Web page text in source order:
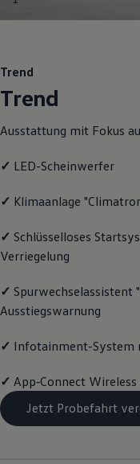
Handy
Über Ihr Auto
Warn-
Magazin
Familie
Trend
Trend
Ausstattung mit Fokus
✓ LED-Scheinwerfer
✓ Klimaanlage
✓ Schlüsselloses
Verriegelung
✓ Spurwechselassistent
Ausstiegswarnung
✓ Infotainment-System
✓ App‑Connect
Jetzt Probefahrt